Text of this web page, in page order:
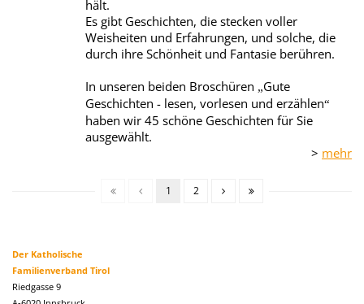
hält.
Es gibt Geschichten, die stecken voller
Weisheiten und Erfahrungen, und solche, die
durch ihre Schönheit und Fantasie berühren.
In unseren beiden Broschüren „Gute
Geschichten - lesen, vorlesen und erzählen“
haben wir 45 schöne Geschichten für Sie
ausgewählt.
> mehr
1 2
Der Katholische
Familienverband Tirol
Riedgasse 9